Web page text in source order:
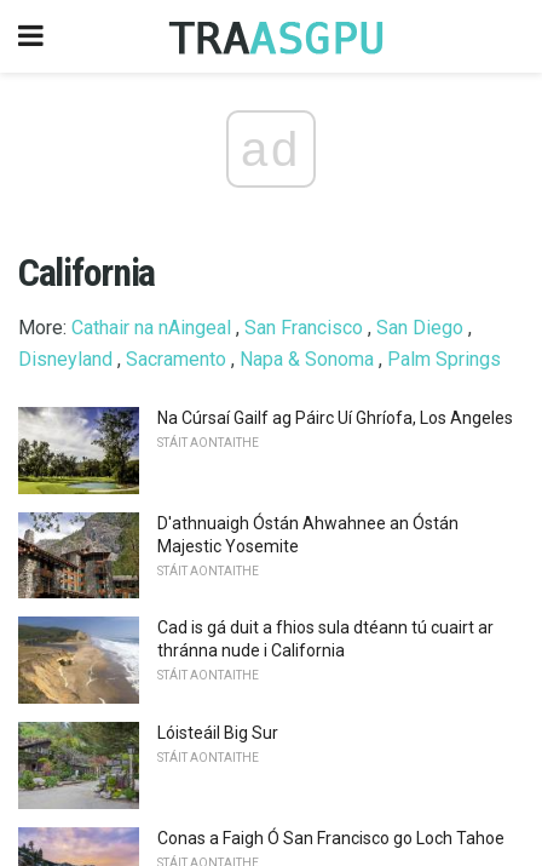
ad
California
More: Cathair na nAingeal , San Francisco , San Diego ,
Disneyland , Sacramento , Napa & Sonoma , Palm Springs
Na Cúrsaí Gailf ag Páirc Uí Ghríofa, Los Angeles
STÁIT AONTAITHE
D'athnuaigh Óstán Ahwahnee an Óstán
Majestic Yosemite
STÁIT AONTAITHE
Cad is gá duit a fhios sula dtéann tú cuairt ar
thránna nude i California
STÁIT AONTAITHE
Lóisteáil Big Sur
STÁIT AONTAITHE
Conas a Faigh Ó San Francisco go Loch Tahoe
STÁIT AONTAITHE